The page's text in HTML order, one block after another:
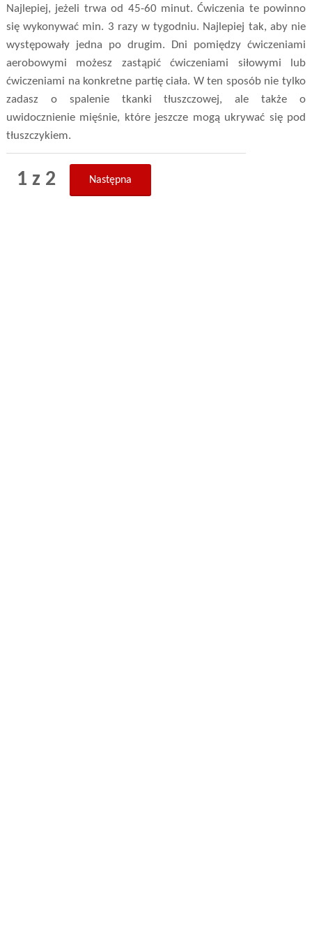
Najlepiej, jeżeli trwa od 45-60 minut. Ćwiczenia te powinno
się wykonywać min. 3 razy w tygodniu. Najlepiej tak, aby nie
występowały jedna po drugim. Dni pomiędzy ćwiczeniami
aerobowymi możesz zastąpić ćwiczeniami siłowymi lub
ćwiczeniami na konkretne partię ciała. W ten sposób nie tylko
zadasz o spalenie tkanki tłuszczowej, ale także o
uwidocznienie mięśnie, które jeszcze mogą ukrywać się pod
tłuszczykiem.
1 z 2 Następna